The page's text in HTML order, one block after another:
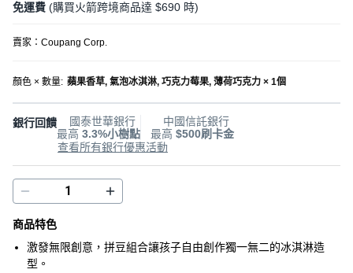
免運費 (購買火箭跨境商品達 $690 時)
賣家： Coupang Corp.
顏色 × 數量: 蘋果香草, 氣泡冰淇淋, 巧克力莓果, 薄荷巧克力 × 1個
銀行回饋
國泰世華銀行
最高 3.3%小樹點
中國信託銀行
最高 $500刷卡金
查看所有銀行優惠活動
商品特色
激發無限創意，拼豆組合讓孩子自由創作獨一無二的冰淇淋造
型。